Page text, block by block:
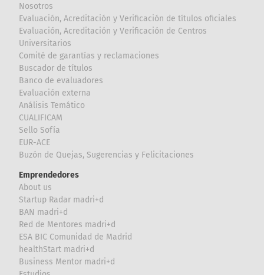
Nosotros
Evaluación, Acreditación y Verificación de títulos oficiales
Evaluación, Acreditación y Verificación de Centros
Universitarios
Comité de garantías y reclamaciones
Buscador de títulos
Banco de evaluadores
Evaluación externa
Análisis Temático
CUALIFICAM
Sello Sofía
EUR-ACE
Buzón de Quejas, Sugerencias y Felicitaciones
Emprendedores
About us
Startup Radar madri+d
BAN madri+d
Red de Mentores madri+d
ESA BIC Comunidad de Madrid
healthStart madri+d
Business Mentor madri+d